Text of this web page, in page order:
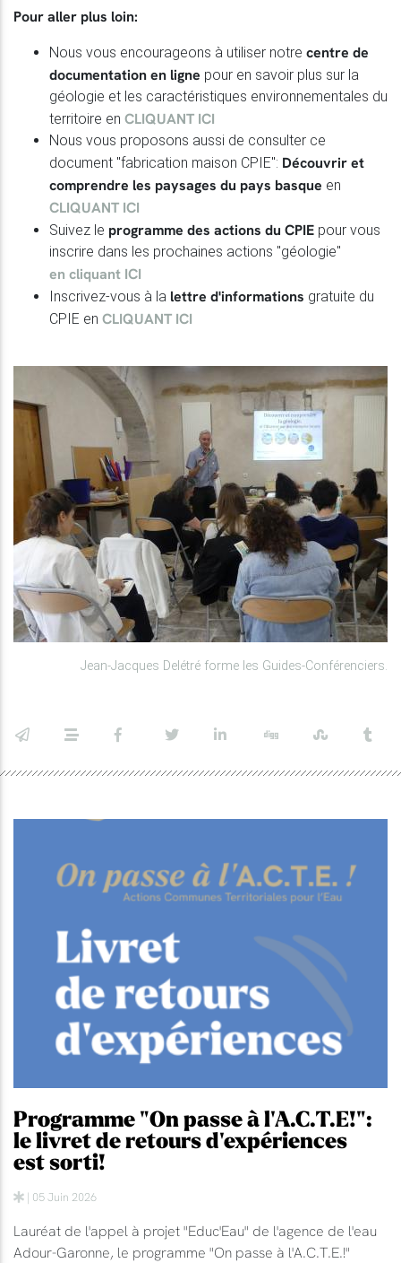
Jean-Jacques Delétré forme les Guides-Conférenciers.
Pour aller plus loin:
Nous vous encourageons à utiliser notre centre de
documentation en ligne pour en savoir plus sur la
géologie et les caractéristiques environnementales du
territoire en CLIQUANT ICI
Nous vous proposons aussi de consulter ce
document "fabrication maison CPIE": Découvrir et
comprendre les paysages du pays basque en
CLIQUANT ICI
Suivez le programme des actions du CPIE pour vous
inscrire dans les prochaines actions "géologie"
en cliquant ICI
Inscrivez-vous à la lettre d'informations gratuite du
CPIE en CLIQUANT ICI
Programme "On passe à l'A.C.T.E!":
le livret de retours d'expériences
est sorti!
| 05 Juin 2026
Lauréat de l'appel à projet "Educ'Eau" de l'agence de l'eau
Adour-Garonne, le programme "On passe à l'A.C.T.E.!"